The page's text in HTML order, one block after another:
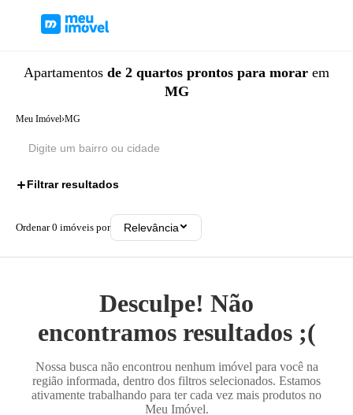
Apartamentos de 2 quartos prontos para morar em
MG
Meu Imóvel›MG
Filtrar resultados
Ordenar0 imóveis por Relevância
Desculpe! Não
encontramos resultados ;(
Nossa busca não encontrou nenhum imóvel para você na
região informada, dentro dos filtros selecionados. Estamos
ativamente trabalhando para ter cada vez mais produtos no
Meu Imóvel.